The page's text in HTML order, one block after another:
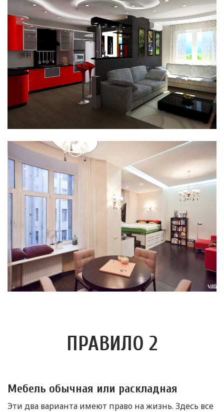
ПРАВИЛО 2
Мебель обычная или раскладная
Эти два варианта имеют право на жизнь. Здесь все